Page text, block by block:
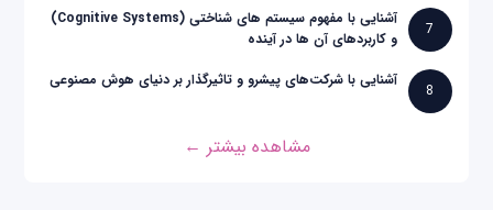
7
آشنایی با مفهوم سیستم های شناختی (Cognitive Systems)
و کاربردهای آن ها در آینده
8
آشنایی با شرکت‌های پیشرو و تاثیرگذار بر دنیای هوش مصنوعی
مشاهده بیشتر ←